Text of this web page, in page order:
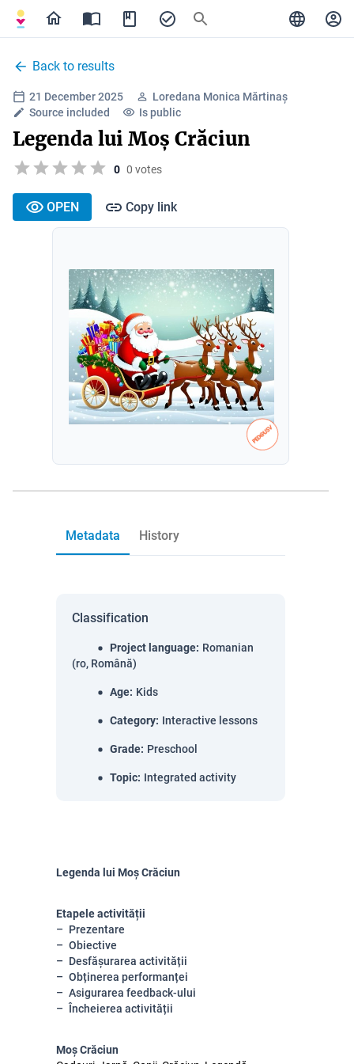
Back to results
21 December 2025
Loredana Monica Mărtinaș
Source included
Is public
Legenda lui Moș Crăciun
0 0 votes
OPEN Copy link
Metadata History
Classification
Project language: Romanian
(ro, Română)
Age: Kids
Category: Interactive lessons
Grade: Preschool
Topic: Integrated activity
Legenda lui Moș Crăciun
Etapele activității
Prezentare
Obiective
Desfășurarea activității
Obținerea performanței
Asigurarea feedback-ului
Încheierea activității
Moș Crăciun